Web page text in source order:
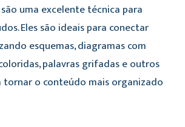
uma excelente técnica para
Eles são ideais para conectar
esquemas, diagramas com
palavras grifadas e outros
tornar o conteúdo mais organizado